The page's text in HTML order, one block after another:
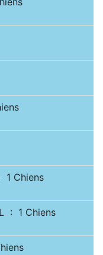
1 Chiens
: 1 Chiens